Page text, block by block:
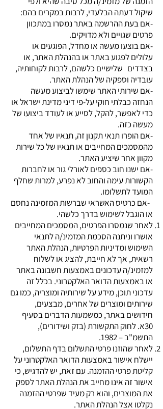
שיקול דעתה הבלעדי, לרבות במקרים בהם:
-אם בעת ההרשמה באתר נמסרו במתכוון
פרטים שגויים ולא מדויקים.
-אם בוצעו מעשה או מחדל, הפוגעים או
עלולים לפגוע באתר או בהנהלת האתר, או
בצדדים שלישיים כלשהם, לרבות לקוחותיה,
עובדיה וספקיה של הנהלת האתר.
-אם שירותי האתר שימשו לביצוע מעשה
הנחזה כבלתי חוקי על-פי דיני מדינת ישראל או
כדי לאפשר, להקל, לסייע או לעודד ביצועו של
מעשה כזה.
-אם הופרו תנאי תקנון זה, תנאיו של אחד
מהמסמכים המחייבים או תנאיו של כל שירות
מקוון אחר שיציע האתר.
-אם ישנו חוב כספים לאורלי גור או לחברות
הקשורות עימה והחוב לא נפרע, למרות שחלף
המועד לתשלומו.
-אם כרטיס האשראי שברשות המזמינה נחסם
או הוגבל לשימוש בדרך כלשהי.
לאחר שנמסרו הפרטים, המסמכים המחייבים
אושרו וניתנה הסכמת המזמינ/ה לתנאי
השימוש ומדיניות הפרטיות, הנהלת האתר
רשאית, אך לא חייבת, להציג או לשלוח
למזמינ/ה עדכונים באמצעות חשבונה באתר
או באמצעות הדואר האלקטרוני. בכלל זה
עדכוני תוכן, מידע על שירותיה ומוצריה, כמו גם
שירותים ומוצרים של אחרים, מבצעים,
חידושים באתר, כמשמעות הדברים בסעיף
30א. לחוק התקשורת (בזק ושידורים),
התשמ"ב – 1982.
לאחר שהוזנו פרטי התשלום בדף התשלום,
יישלח אישור באמצעות הדואר האלקטרוני על
קליטת פרטי ההזמנה. עם זאת, יש להדגיש, כי
אישור זה אינו מחייב את הנהלת האתר לספק
את המוצרים, והוא רק מעיד שפרטי ההזמנה
נקלטו אצל הנהלת האתר.